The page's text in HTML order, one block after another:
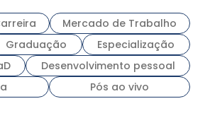
Mercado de Trabalho
Graduação
Especialização
Desenvolvimento pessoal
Pós ao vivo